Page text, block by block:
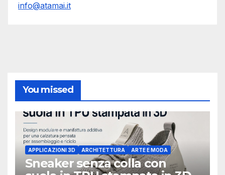
info@atamai.it
You missed
APPLICAZIONI 3D ARCHITETTURA ARTE E MODA
Sneaker senza colla con